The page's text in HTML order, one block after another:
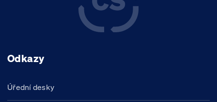
Odkazy
Úřední desky